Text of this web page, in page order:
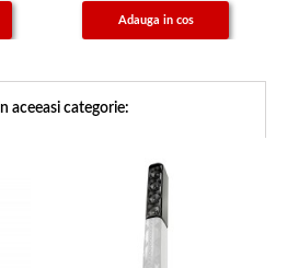
Adauga in cos
aceeasi categorie: